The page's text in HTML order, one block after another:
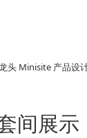
间展示